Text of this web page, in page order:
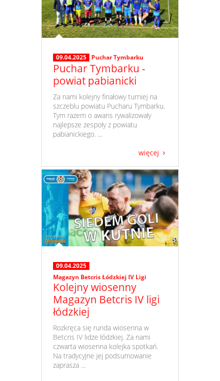
09.04.2025 Puchar Tymbarku
Puchar Tymbarku -
powiat pabianicki
​ Za nami kolejny finałowy turniej na
szczeblu powiatu Pucharu Tymbarku.
Tym razem o awans rywalizowały
najlepsze zespoły z powiatu
pabianickiego. ...
więcej
09.04.2025
Magazyn Betcris Łódzkiej IV Ligi
Kolejny wiosenny
Magazyn Betcris IV ligi
łódzkiej
​ Rozkręca się runda wiosenna w
Betcris IV lidze łódzkiej. Za nami
czwarta wiosenna kolejka spotkań.
Na tradycyjne jej podsumowanie
zaprasza ...